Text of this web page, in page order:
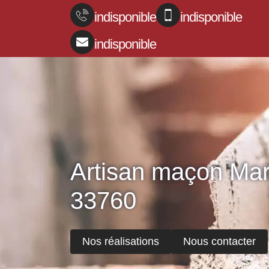
indisponible
indisponible
indisponible
Artisan maçon
33760
Nos réalisations Nous contacter